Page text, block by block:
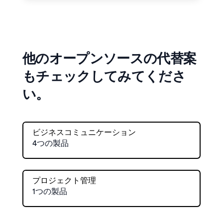
他のオープンソースの代替案
もチェックしてみてくださ
い。
ビジネスコミュニケーション
4つの製品
プロジェクト管理
1つの製品